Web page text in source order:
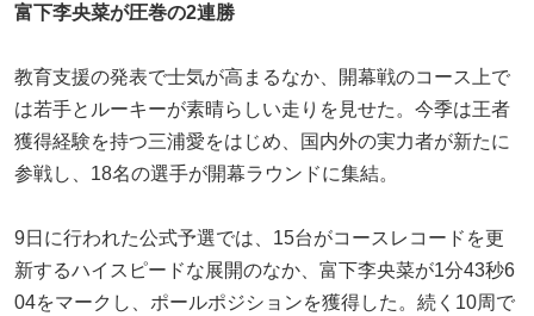
富下李央菜が圧巻の2連勝
教育支援の発表で士気が高まるなか、開幕戦のコース上で
は若手とルーキーが素晴らしい走りを見せた。今季は王者
獲得経験を持つ三浦愛をはじめ、国内外の実力者が新たに
参戦し、18名の選手が開幕ラウンドに集結。
9日に行われた公式予選では、15台がコースレコードを更
新するハイスピードな展開のなか、富下李央菜が1分43秒6
04をマークし、ポールポジションを獲得した。続く10周で